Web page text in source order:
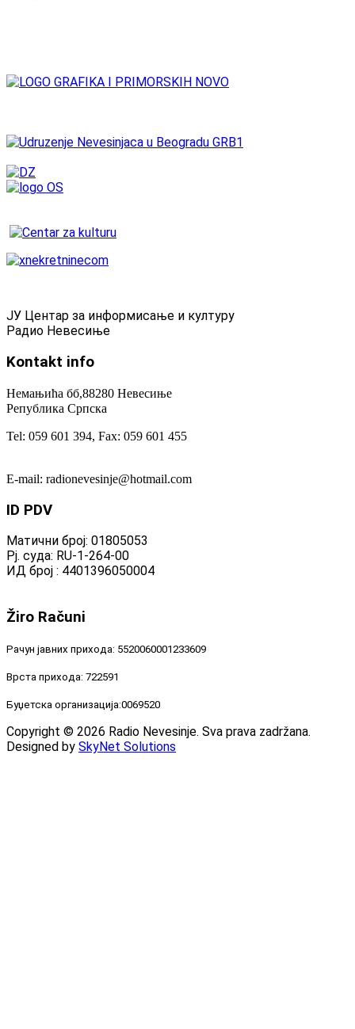
ЈУ Центар за информисање и културу
Радио Невесиње
Kontakt info
Немањића бб,88280 Невесиње
Република Српска
Tel: 059 601 394, Fax: 059 601 455
E-mail: radionevesinje@hotmail.com
ID PDV
Матични број: 01805053
Рј. суда: RU-1-264-00
ИД број : 4401396050004
Žiro Računi
Рачун јавних прихода: 5520060001233609
Врста прихода: 722591
Буџетска организација:0069520
Copyright © 2026 Radio Nevesinje. Sva prava zadržana.
Designed by SkyNet Solutions